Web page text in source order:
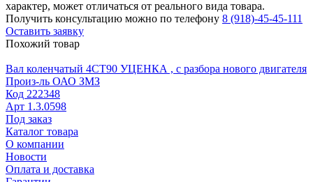
характер, может отличаться от реального вида товара.
Получить консультацию можно по телефону 8 (918)-45-45-111
Оставить заявку
Похожий товар
Вал коленчатый 4СТ90 УЦЕНКА , с разбора нового двигателя
Произ-ль ОАО ЗМЗ
Код 222348
Арт 1.3.0598
Под заказ
Каталог товара
О компании
Новости
Оплата и доставка